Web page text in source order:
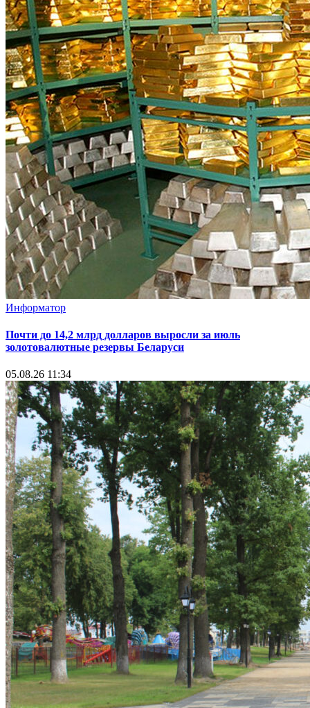
Информатор
Почти до 14,2 млрд долларов выросли за июль
золотовалютные резервы Беларуси
05.08.26 11:34